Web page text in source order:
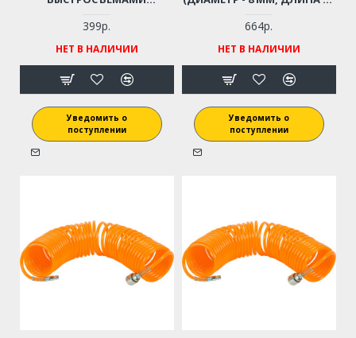
М)
399р.
НЕТ В НАЛИЧИИ
Уведомить о
поступлении
664р.
НЕТ В НАЛИЧИИ
Уведомить о
поступлении